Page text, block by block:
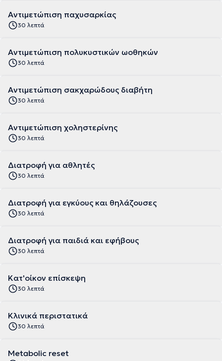
Αντιμετώπιση παχυσαρκίας
30 λεπτά
Αντιμετώπιση πολυκυστικών ωοθηκών
30 λεπτά
Αντιμετώπιση σακχαρώδους διαβήτη
30 λεπτά
Αντιμετώπιση χοληστερίνης
30 λεπτά
Διατροφή για αθλητές
30 λεπτά
Διατροφή για εγκύους και θηλάζουσες
30 λεπτά
Διατροφή για παιδιά και εφήβους
30 λεπτά
Κατ'οίκον επίσκεψη
30 λεπτά
Κλινικά περιστατικά
30 λεπτά
Metabolic reset